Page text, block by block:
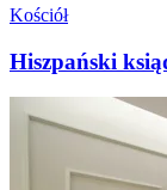
Kościół
Hiszpański